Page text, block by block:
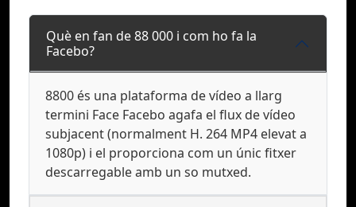
Què en fan de 88 000 i com ho fa la
Facebo?
8800 és una plataforma de vídeo a llarg
termini Face Facebo agafa el flux de vídeo
subjacent (normalment H. 264 MP4 elevat a
1080p) i el proporciona com un únic fitxer
descarregable amb un so mutxed.